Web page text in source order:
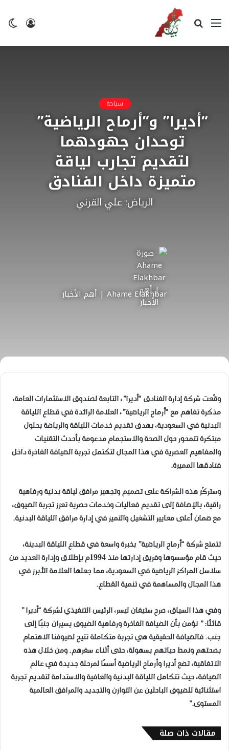
تسجيل
القائمة بحث
سياحة
“أديرا” و”أرماح الرياضية”
توحدان جهودهما
لتقديم تجارب لياقة
متميزة داخل الفنادق
الرياض: علي القرني
Ahame Elakhbar | أهم الأخبار
وقّعت شركة إدارة الفنادق “أديرا”، التابعة لصندوق الاستثمارات العامة،
مذكرة تفاهم مع “أرماح الرياضية”، العلامة الرائدة في قطاع اللياقة
البدنية في السعودية، بهدف تقديم خدمات اللياقة والرياضة بحلول
مبتكرة تتمحور حول الصحة والاستجمام مدعومة بأحدث التقنيات
والمفاهيم العصرية في هذا المجال لتكتمل تجربة الضيافة الفاخرة داخل
فنادقها المميزة.
وستركّز هذه الشراكة على تصميم وتجهيز مرافق لياقة بدنية ورفاهية
راقية، بالإضافة إلى تقديم فعاليات وخدمات حصرية تعزز تجربة الضيوف،
مع ضمان أعلى معايير التشغيل والتميز في إدارة مرافق اللياقة البدنية.
تتمتع شركة “أرماح الرياضية” بخبرة واسعة في قطاع اللياقة البدينة،
حيث قام مؤسسوها وفريق إدارتها منذ 1994م بإطلاق وإدارة العديد من
سلاسل المراكز الرياضية في السعودية، مما جعلها العلامة الأبرز في
هذا المجال والمساهمة في تنمية القطاع.
وفي هذا السياق، صرح ستيفان ليسر، الرئيس التنفيذي لشركة “أديرا ”
قائلًا: ” نؤمن بأن الضيافة الفاخرة ورفاهية الضيوف يسيران جنبًا إلى
جنب. فالضيافة الحقيقية هي تجربة متكاملة تتيح لضيوفنا الاهتمام
بصحتهم ونمط حياتهم بسهولة، حتى أثناء سفرهم. ومن خلال هذه
الاتفاقية، تضع أديرا وأرماح الرياضية أسسًا لمرحلة جديدة في عالم
الضيافة، حيث تتكامل اللياقة البدنية والعافية والاستدامة لتقديم تجربة
استثنائية للضيوف الباحثين عن التوازن والتجديد والمرافق العالمية
المستوى.”
مقالات ذات صلة